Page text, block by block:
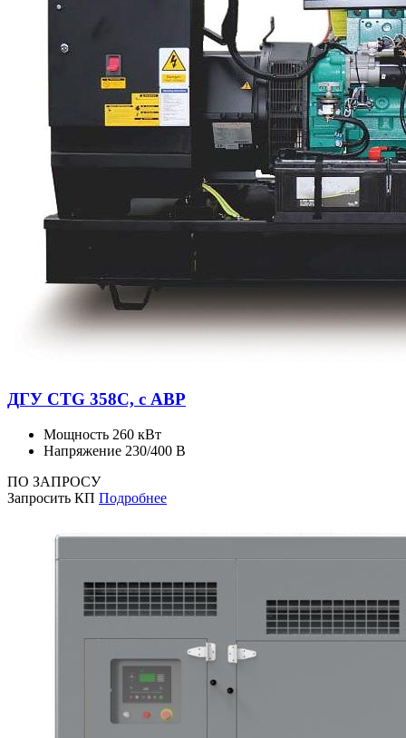
ДГУ CTG 358C, с АВР
Мощность 260 кВт
Напряжение 230/400 В
ПО ЗАПРОСУ
Запросить КП Подробнее